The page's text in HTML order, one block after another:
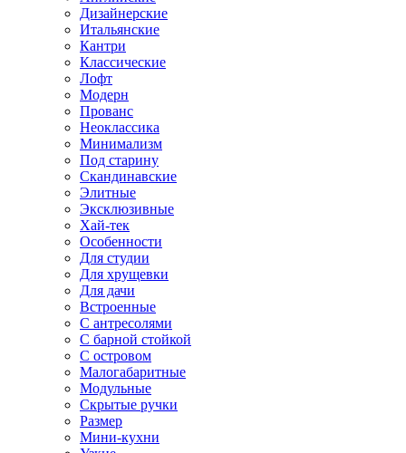
Дизайнерские
Итальянские
Кантри
Классические
Лофт
Модерн
Прованс
Неоклассика
Минимализм
Под старину
Скандинавские
Элитные
Эксклюзивные
Хай-тек
Особенности
Для студии
Для хрущевки
Для дачи
Встроенные
С антресолями
С барной стойкой
С островом
Малогабаритные
Модульные
Скрытые ручки
Размер
Мини-кухни